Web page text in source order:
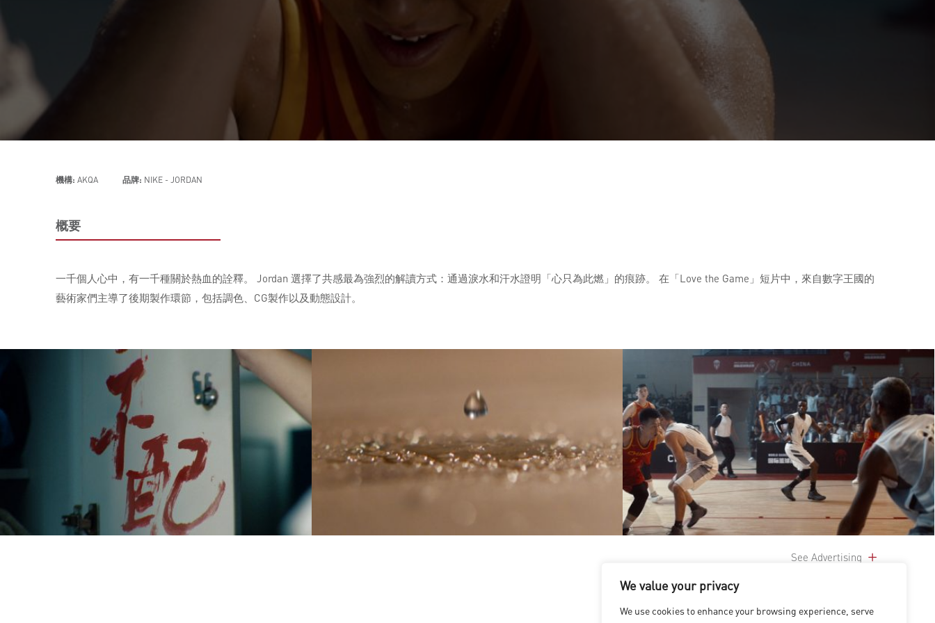
We value your privacy
We use cookies to enhance your browsing experience, serve
機構: AKQA 品牌: NIKE - JORDAN
概要
一千個人心中，有一千種關於熱血的詮釋。 Jordan 選擇了共感最為強烈的解讀方式：通過淚水和汗水證明「心只為此燃」的痕跡。 在「Love the Game」短片中，來自數字王國的
藝術家們主導了後期製作環節，包括調色、CG製作以及動態設計。
See Advertising